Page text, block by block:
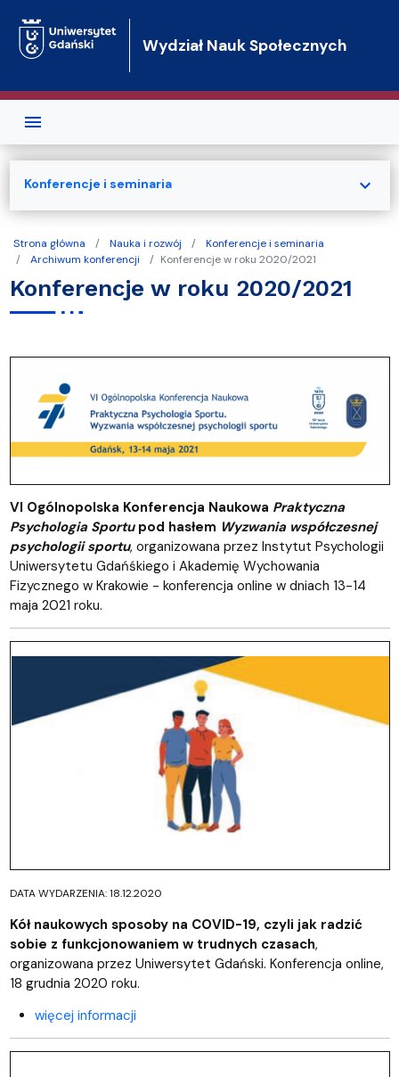
Wydział Nauk Społecznych
Strona główna Nauka i rozwój
Konferencje i seminaria
Archiwum konferencji
Konferencje w roku 2020/2021
Konferencje w roku 2020/2021
VI Ogólnopolska Konferencja Naukowa Praktyczna
Psychologia Sportupod hasłem Wyzwania współczesnej
psychologii sportu, organizowana przez Instytut Psychologii
Uniwersytetu Gdańśkiego i Akademię Wychowania
Fizycznego w Krakowie - konferencja online w dniach 13-14
maja 2021 roku.
DATA WYDARZENIA: 18.12.2020
Kół naukowych sposoby na COVID-19, czyli jak radzić
sobie z funkcjonowaniem w trudnych czasach,
organizowana przez Uniwersytet Gdański. Konferencja online,
18 grudnia 2020 roku.
więcej informacji
Konferencje i seminaria expand_more